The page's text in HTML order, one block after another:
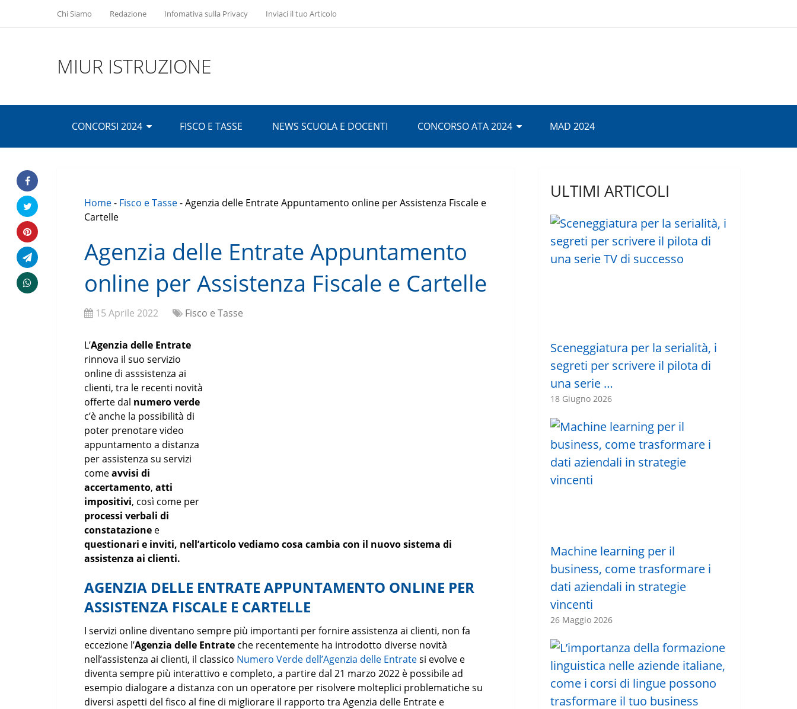
Chi Siamo Redazione Infomativa sulla Privacy Inviaci il tuo Articolo
MIUR ISTRUZIONE
CONCORSI 2024 FISCO E TASSE NEWS SCUOLA E DOCENTI CONCORSO ATA 2024 MAD 2024
Home- Fisco e Tasse-Agenzia delle Entrate Appuntamento online per Assistenza Fiscale e
Cartelle
Agenzia delle Entrate Appuntamento
online per Assistenza Fiscale e Cartelle
15 Aprile 2022 Fisco e Tasse
L’Agenzia delle Entrate
rinnova il suo servizio
online di asssistenza ai
clienti, tra le recenti novità
offerte dal numero verde
c’è anche la possibilità di
poter prenotare video
appuntamento a distanza
per assistenza su servizi
comeavvisi di
accertamento, atti
impositivi, così come per
processi verbali di
constatazione e
questionari e inviti, nell’articolo vediamo cosa cambia con il nuovo sistema di
assistenza ai clienti.
AGENZIA DELLE ENTRATE APPUNTAMENTO ONLINE PER
ASSISTENZA FISCALE E CARTELLE
I servizi online diventano sempre più importanti per fornire assistenza ai clienti, non fa
eccezione l’Agenzia delle Entrate che recentemente ha introdotto diverse novità
nell’assistenza ai clienti, il classico Numero Verde dell’Agenzia delle Entratesi evolve e
diventa sempre più interattivo e completo, a partire dal 21 marzo 2022 è possibile ad
esempio dialogare a distanza con un operatore per risolvere molteplici problematiche su
diversi aspetti del fisco al fine di migliorare il rapporto tra Agenzia delle Entrate e
ULTIMI ARTICOLI
Sceneggiatura per la serialità, i
segreti per scrivere il pilota di
una serie …
18 Giugno 2026
Machine learning per il
business, come trasformare i
dati aziendali in strategie
vincenti
26 Maggio 2026